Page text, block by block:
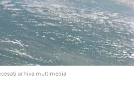
arhiva multimedia